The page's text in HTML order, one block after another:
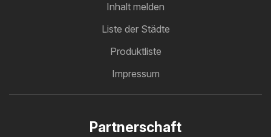
Inhalt melden
Liste der Städte
Produktliste
Impressum
Partnerschaft